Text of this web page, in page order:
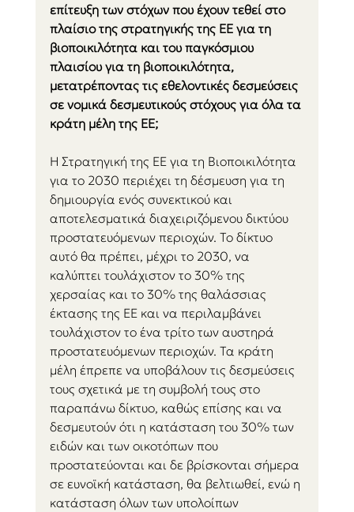
επίτευξη των στόχων που έχουν τεθεί στο
πλαίσιο της στρατηγικής της ΕΕ για τη
βιοποικιλότητα και του παγκόσμιου
πλαισίου για τη βιοποικιλότητα,
μετατρέποντας τις εθελοντικές δεσμεύσεις
σε νομικά δεσμευτικούς στόχους για όλα τα
κράτη μέλη της ΕΕ;
Η Στρατηγική της ΕΕ για τη Βιοποικιλότητα
για το 2030 περιέχει τη δέσμευση για τη
δημιουργία ενός συνεκτικού και
αποτελεσματικά διαχειριζόμενου δικτύου
προστατευόμενων περιοχών. Το δίκτυο
αυτό θα πρέπει, μέχρι το 2030, να
καλύπτει τουλάχιστον το 30% της
χερσαίας και το 30% της θαλάσσιας
έκτασης της ΕΕ και να περιλαμβάνει
τουλάχιστον το ένα τρίτο των αυστηρά
προστατευόμενων περιοχών. Τα κράτη
μέλη έπρεπε να υποβάλουν τις δεσμεύσεις
τους σχετικά με τη συμβολή τους στο
παραπάνω δίκτυο, καθώς επίσης και να
δεσμευτούν ότι η κατάσταση του 30% των
ειδών και των οικοτόπων που
προστατεύονται και δε βρίσκονται σήμερα
σε ευνοϊκή κατάσταση, θα βελτιωθεί, ενώ η
κατάσταση όλων των υπολοίπων